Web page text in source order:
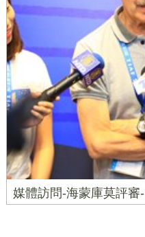
媒體訪問-海蒙庫莫評審-